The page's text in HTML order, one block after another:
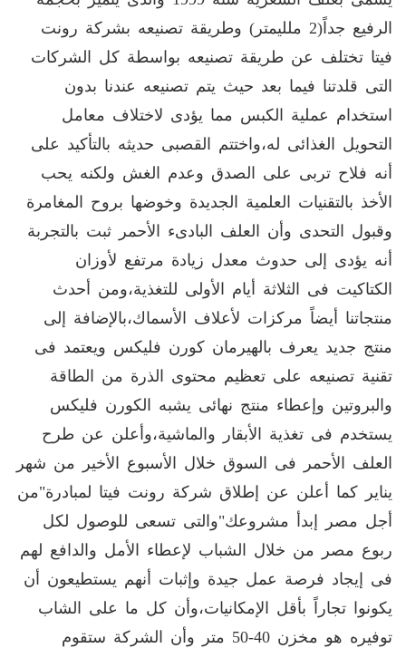
الرفيع جداً(2 ملليمتر) وطريقة تصنيعه بشركة رونت
فيتا تختلف عن طريقة تصنيعه بواسطة كل الشركات
التى قلدتنا فيما بعد حيث يتم تصنيعه عندنا بدون
استخدام عملية الكبس مما يؤدى لاختلاف معامل
التحويل الغذائى له،واختتم القصبى حديثه بالتأكيد على
أنه فلاح تربى على الصدق وعدم الغش ولكنه يحب
الأخذ بالتقنيات العلمية الجديدة وخوضها بروح المغامرة
وقبول التحدى وأن العلف البادىء الأحمر ثبت بالتجربة
أنه يؤدى إلى حدوث معدل زيادة مرتفع لأوزان
الكتاكيت فى الثلاثة أيام الأولى للتغذية،ومن أحدث
منتجاتنا أيضاً مركزات لأعلاف الأسماك،بالإضافة إلى
منتج جديد يعرف بالهيرمان كورن فليكس ويعتمد فى
تقنية تصنيعه على تعظيم محتوى الذرة من الطاقة
والبروتين وإعطاء منتج نهائى يشبه الكورن فليكس
يستخدم فى تغذية الأبقار والماشية،وأعلن عن طرح
العلف الأحمر فى السوق خلال الأسبوع الأخير من شهر
يناير كما أعلن عن إطلاق شركة رونت فيتا لمبادرة"من
أجل مصر إبدأ مشروعك"والتى تسعى للوصول لكل
ربوع مصر من خلال الشباب لإعطاء الأمل والدافع لهم
فى إيجاد فرصة عمل جيدة وإثبات أنهم يستطيعون أن
يكونوا تجاراً بأقل الإمكانيات،وأن كل ما على الشاب
توفيره هو مخزن 40-50 متر وأن الشركة ستقوم